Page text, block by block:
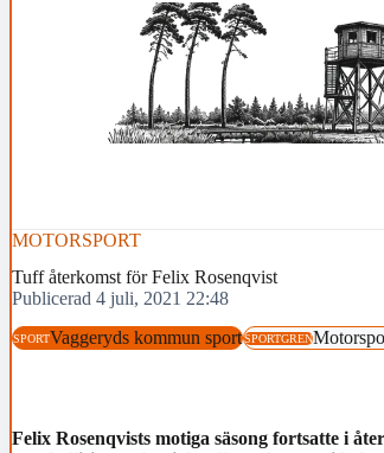
MOTORSPORT
Tuff återkomst för Felix Rosenqvist
Publicerad 4 juli, 2021 22:48
SPORTVaggeryds kommun sportSPORTGREN
Felix Rosenqvists motiga säsong fortsatte i